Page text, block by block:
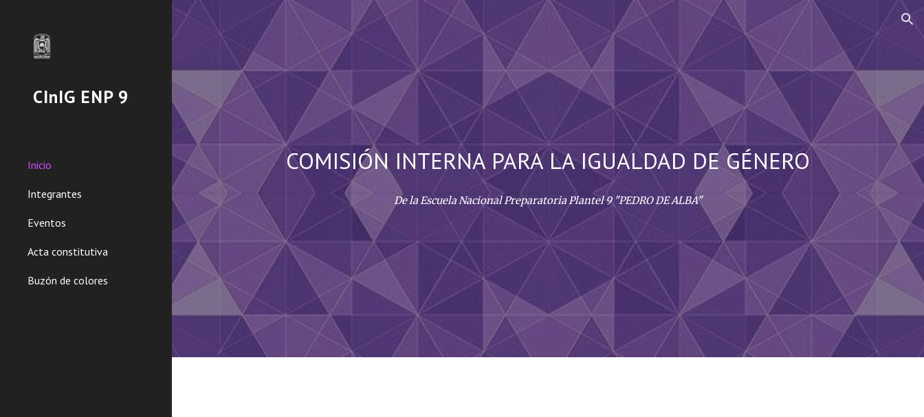
Skip to main content Skip to navigation
CInIG ENP 9
Inicio
Integrantes
Eventos
Acta constitutiva
Buzón de colores
COMISIÓN INTERNA PARA LA IGUALDAD DE GÉNERO
De la Escuela Nacional Preparatoria Plantel 9 "PEDRO DE ALBA"